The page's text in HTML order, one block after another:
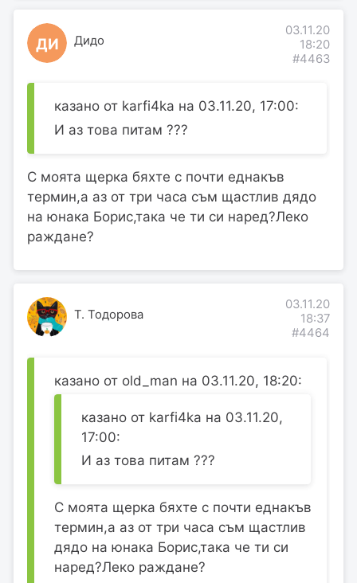
ДИ Дидо
03.11.20
18:20
#4463
казано от karfi4ka на 03.11.20, 17:00:
И аз това питам ???
С моята щерка бяхте с почти еднакъв
термин,а аз от три часа съм щастлив дядо
на юнака Борис,така че ти си наред?Леко
раждане?
Т. Тодорова
03.11.20
18:37
#4464
казано от old_man на 03.11.20, 18:20:
казано от karfi4ka на 03.11.20,
17:00:
И аз това питам ???
С моята щерка бяхте с почти еднакъв
термин,а аз от три часа съм щастлив
дядо на юнака Борис,така че ти си
наред?Леко раждане?